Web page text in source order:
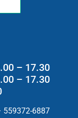
– 17.30
– 17.30
559372-6887